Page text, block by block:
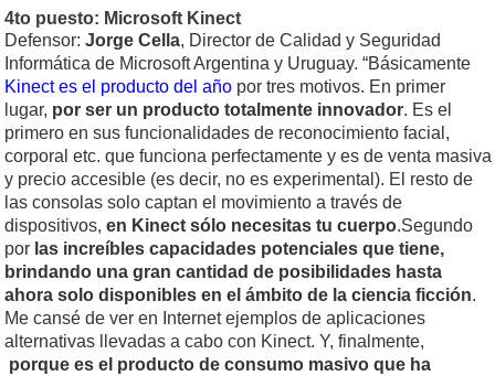
4to puesto: Microsoft Kinect
Defensor: Jorge Cella, Director de Calidad y Seguridad
Informática de Microsoft Argentina y Uruguay. “Básicamente
Kinect es el producto del año por tres motivos. En primer
lugar, por ser un producto totalmente innovador. Es el
primero en sus funcionalidades de reconocimiento facial,
corporal etc. que funciona perfectamente y es de venta masiva
y precio accesible (es decir, no es experimental). El resto de
las consolas solo captan el movimiento a través de
dispositivos, en Kinect sólo necesitas tu cuerpo.Segundo
por las increíbles capacidades potenciales que tiene,
brindando una gran cantidad de posibilidades hasta
ahora solo disponibles en el ámbito de la ciencia ficción.
Me cansé de ver en Internet ejemplos de aplicaciones
alternativas llevadas a cabo con Kinect. Y, finalmente,
porque es el producto de consumo masivo que ha